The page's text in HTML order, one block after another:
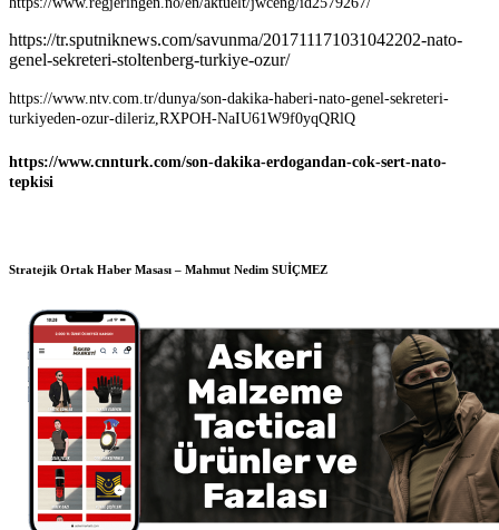
https://tr.sputniknews.com/savunma/201711171031042202-nato-
genel-sekreteri-stoltenberg-turkiye-ozur/
https://www.ntv.com.tr/dunya/son-dakika-haberi-nato-genel-sekreteri-
turkiyeden-ozur-dileriz,RXPOH-NaIU61W9f0yqQRlQ
https://www.cnnturk.com/son-dakika-erdogandan-cok-sert-nato-
tepkisi
Stratejik Ortak Haber Masası – Mahmut Nedim SUİÇMEZ